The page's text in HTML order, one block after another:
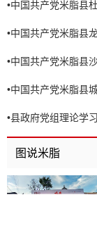
•中国共产党米脂县
•中国共产党米脂县
•中国共产党米脂县
•中国共产党米脂县
•县政府党组理论学
召开
图说米脂